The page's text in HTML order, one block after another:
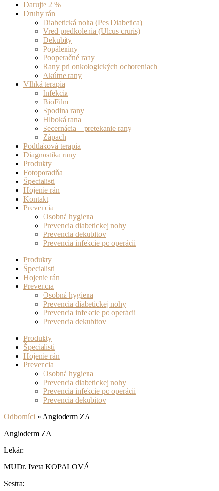
Darujte 2 %
Druhy rán
Diabetická noha (Pes Diabetica)
Vred predkolenia (Ulcus cruris)
Dekubity
Popáleniny
Pooperačné rany
Rany pri onkologických ochoreniach
Akútne rany
Vlhká terapia
Infekcia
BioFilm
Spodina rany
Hlboká rana
Secernácia – pretekanie rany
Zápach
Podtlaková terapia
Diagnostika rany
Produkty
Fotoporadňa
Špecialisti
Hojenie rán
Kontakt
Prevencia
Osobná hygiena
Prevencia diabetickej nohy
Prevencia dekubitov
Prevencia infekcie po operácii
Produkty
Špecialisti
Hojenie rán
Prevencia
Osobná hygiena
Prevencia diabetickej nohy
Prevencia infekcie po operácii
Prevencia dekubitov
Produkty
Špecialisti
Hojenie rán
Prevencia
Osobná hygiena
Prevencia diabetickej nohy
Prevencia infekcie po operácii
Prevencia dekubitov
Odborníci » Angioderm ZA
Angioderm ZA
Lekár:
MUDr. Iveta KOPALOVÁ
Sestra: